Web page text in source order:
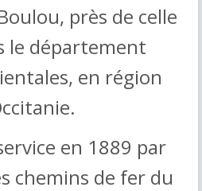
près de celle
le département
en région
en 1889 par
chemins de fer du